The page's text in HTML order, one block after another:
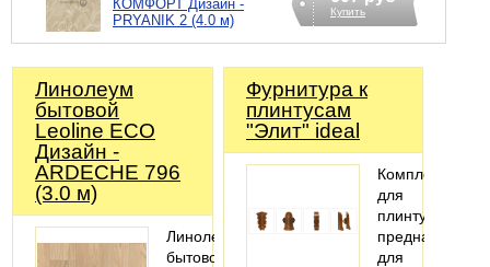
КОМФОРТ Дизайн -
PRYANIK 2 (4.0 м)
Купить
Линолеум
бытовой
Leoline ECO
Дизайн -
ARDECHE 796
(3.0 м)
Линолеум
бытовой
Фурнитура к
плинтусам
"Элит" ideal
для
плинтуса
предназначены
для